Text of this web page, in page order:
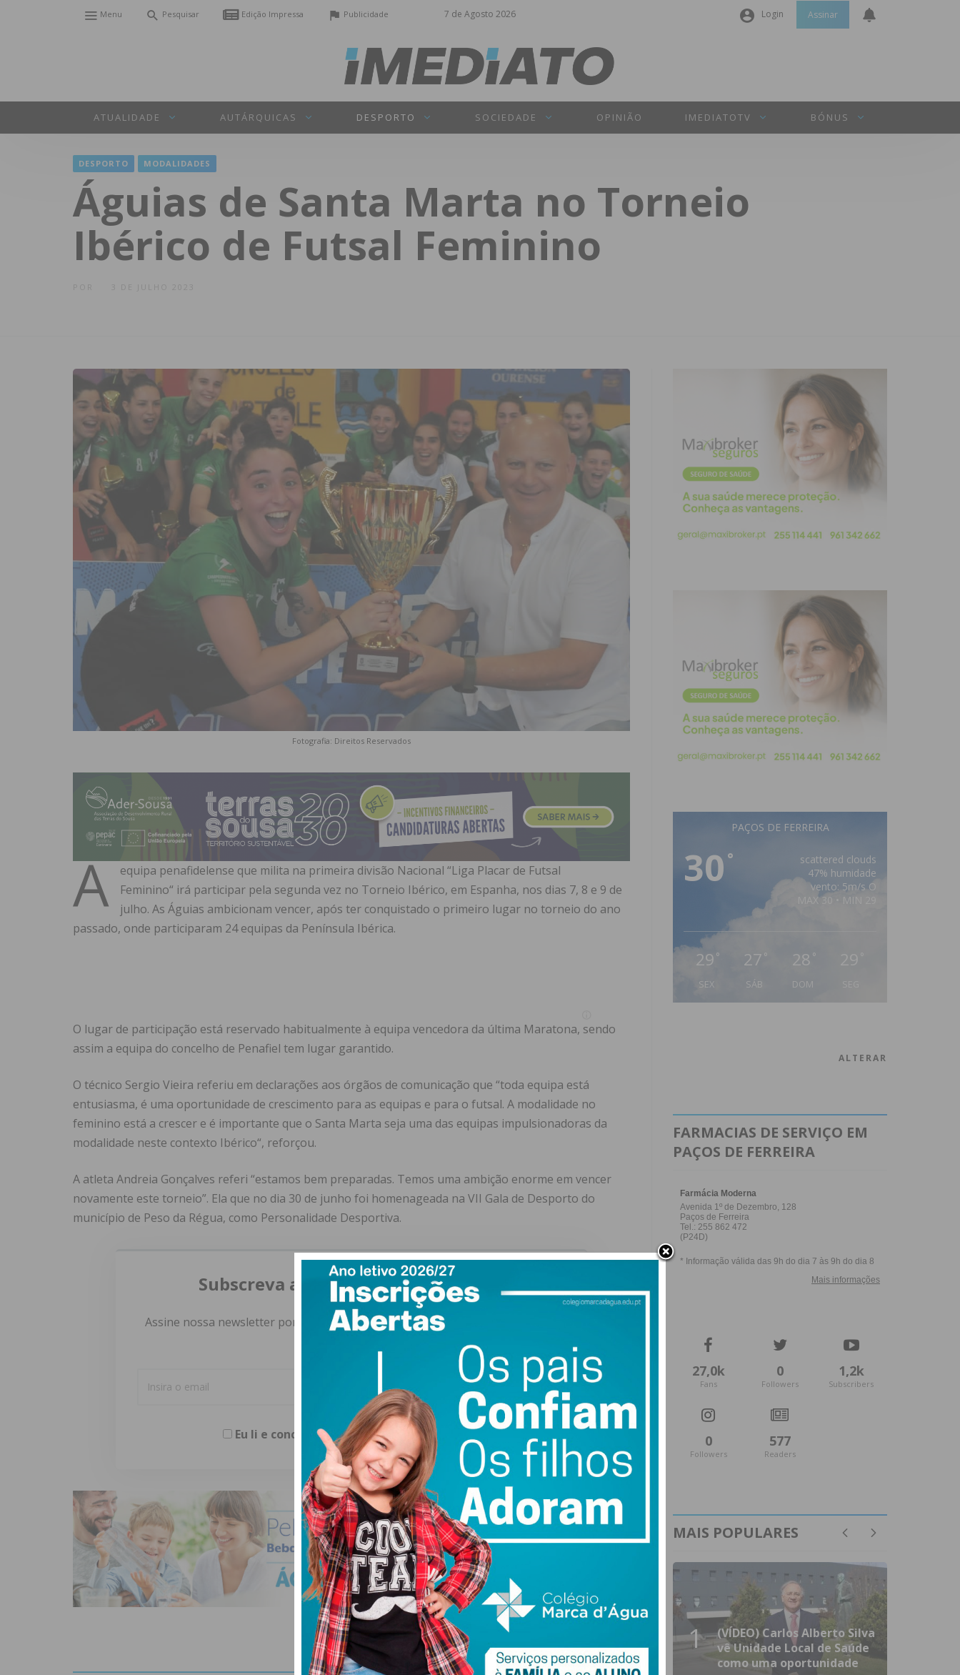
7 de Agosto 2026
Menu Pesquisar Edição Impressa Publicidade Login
Senha
Assinar
ATUALIDADE AUTÁRQUICAS DESPORTO SOCIEDADE OPINIÃO IMEDIATOTV BÓNUS
DESPORTO MODALIDADES
Águias de Santa Marta no Torneio
Ibérico de Futsal Feminino
Fotografia: Direitos Reservados
A
equipa penafidelense que milita na primeira divisão Nacional “Liga Placar de Futsal
Feminino“ irá participar pela segunda vez no Torneio Ibérico, em Espanha, nos dias 7, 8 e 9 de
julho. As Águias ambicionam vencer, após ter conquistado o primeiro lugar no torneio do ano
passado, onde participaram 24 equipas da Península Ibérica.
O lugar de participação está reservado habitualmente à equipa vencedora da última Maratona, sendo
assim a equipa do concelho de Penafiel tem lugar garantido.
O técnico Sergio Vieira referiu em declarações aos órgãos de comunicação que “toda equipa está
entusiasma, é uma oportunidade de crescimento para as equipas e para o futsal. A modalidade no
feminino está a crescer e é importante que o Santa Marta seja uma das equipas impulsionadoras da
modalidade neste contexto Ibérico“, reforçou.
A atleta Andreia Gonçalves referi “estamos bem preparadas. Temos uma ambição enorme em vencer
novamente este torneio”. Ela que no dia 30 de junho foi homenageada na VII Gala de Desporto do
município de Peso da Régua, como Personalidade Desportiva.
Subscreva a newsletter do Imediato
Assine nossa newsletter por e-mail e obtenha de forma regular a informação
Eu li e concordo com ostermos e condições
PAÇOS DE FERREIRA
30 °
scattered clouds
47% humidade
vento: 5m/s O
MAX 30 • MIN 29
29 °
SEX
27 °
SÁB
28 °
DOM
29 °
ALTERAR
FARMACIAS DE SERVIÇO EM
PAÇOS DE FERREIRA
27,0k
Fans
0
Followers
1,2k
Subscribers
0
Followers
577
Readers
MAIS POPULARES
1
(VÍDEO) Carlos Alberto Silva
vê Unidade Local de Saúde
como uma oportunidade